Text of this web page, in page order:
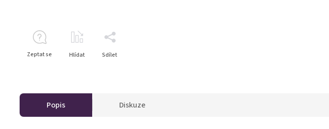
Zeptat se Hlídat Sdílet
Popis Diskuze